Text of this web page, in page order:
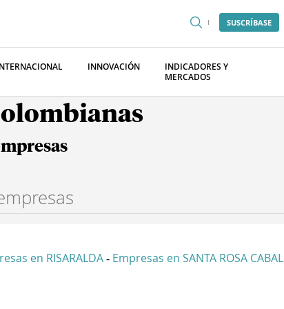
SUSCRÍBASE
INNOVACIÓN
INDICADORES Y
MERCADOS
en RISARALDA - Empresas en SANTA ROSA CABAL